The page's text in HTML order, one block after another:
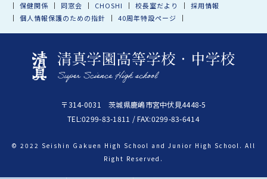
保健関係
同窓会 CHOSHI 校長室だより
採用情報
個人情報保護のための指針
40周年特設ページ
〒314-0031 茨城県鹿嶋市宮中伏見4448-5
TEL:0299-83-1811 / FAX:0299-83-6414
© 2022 Seishin Gakuen High School and Junior High School. All
Right Reserved.